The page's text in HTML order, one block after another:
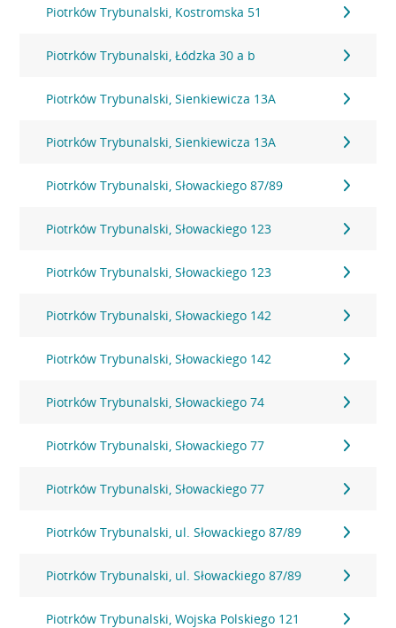
Piotrków Trybunalski, Kostromska 51
Piotrków Trybunalski, Łódzka 30 a b
Piotrków Trybunalski, Sienkiewicza 13A
Piotrków Trybunalski, Sienkiewicza 13A
Piotrków Trybunalski, Słowackiego 87/89
Piotrków Trybunalski, Słowackiego 123
Piotrków Trybunalski, Słowackiego 123
Piotrków Trybunalski, Słowackiego 142
Piotrków Trybunalski, Słowackiego 142
Piotrków Trybunalski, Słowackiego 74
Piotrków Trybunalski, Słowackiego 77
Piotrków Trybunalski, Słowackiego 77
Piotrków Trybunalski, ul. Słowackiego 87/89
Piotrków Trybunalski, ul. Słowackiego 87/89
Piotrków Trybunalski, Wojska Polskiego 121